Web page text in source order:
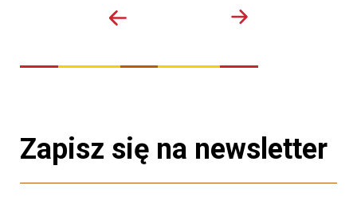
Zapisz się na newsletter